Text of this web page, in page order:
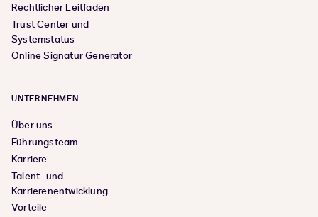
Rechtlicher Leitfaden
Trust Center und
Systemstatus
Online Signatur Generator
UNTERNEHMEN
Über uns
Führungsteam
Karriere
Talent- und
Karrierenentwicklung
Vorteile